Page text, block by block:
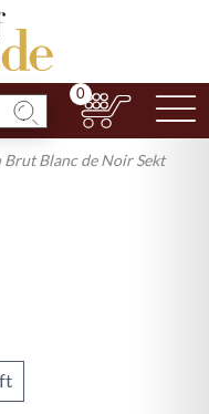
0
Brut Blanc de Noir Sekt